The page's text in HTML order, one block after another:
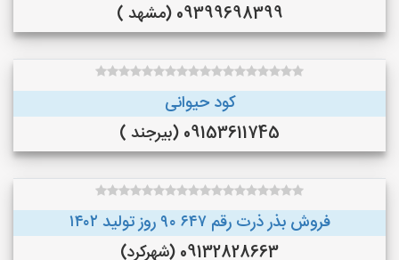
09399698399 (مشهد )
کود حیوانی
09153611745 (بیرجند )
فروش بذر ذرت رقم ۶۴۷ ۹۰ روز تولید ۱۴۰۲
09132828663 (شهرکرد)